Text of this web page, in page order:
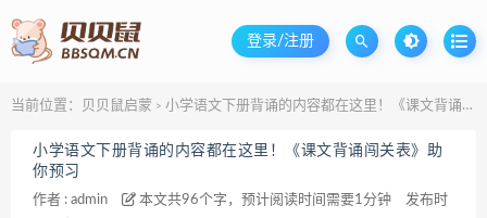
登录/注册
当前位置： 贝贝鼠启蒙 > 小学语文下册背诵的内容都在这里！《课文背诵闯关表》助你预习
小学语文下册背诵的内容都在这里！《课文背诵闯关表》助
你预习
作者 : admin 本文共96个字，预计阅读时间需要1分钟
发布时